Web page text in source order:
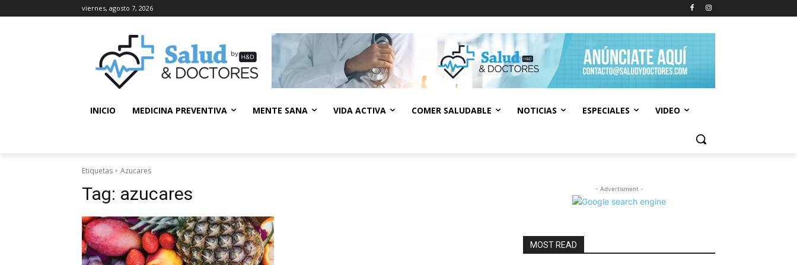
viernes, agosto 7, 2026
INICIO MEDICINA PREVENTIVA MENTE SANA VIDA ACTIVA COMER SALUDABLE NOTICIAS ESPECIALES VIDEO
Etiquetas Azucares
Tag: azucares - Advertisment -
MOST READ